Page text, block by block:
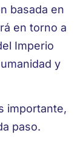
basada en
en torno a
Imperio
y
importante,
paso.